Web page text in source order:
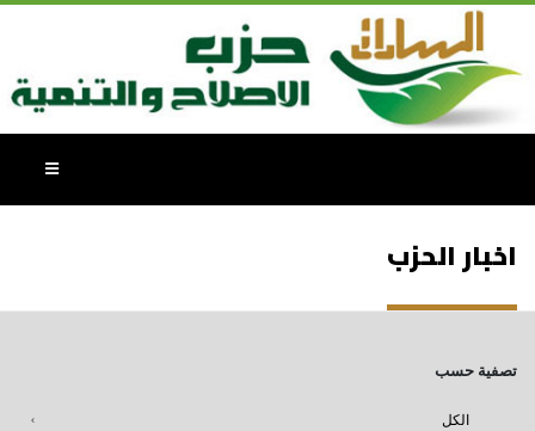
اخبار الحزب
تصفية حسب
الكل